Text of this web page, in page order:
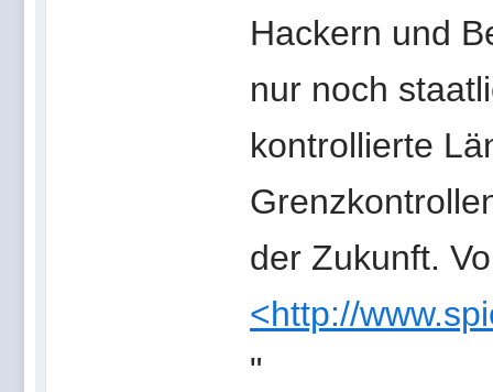
Hackern und
nur noch
kontrollierte
der Zukunft.
<http://
"